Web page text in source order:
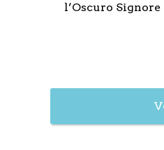
l’Oscuro